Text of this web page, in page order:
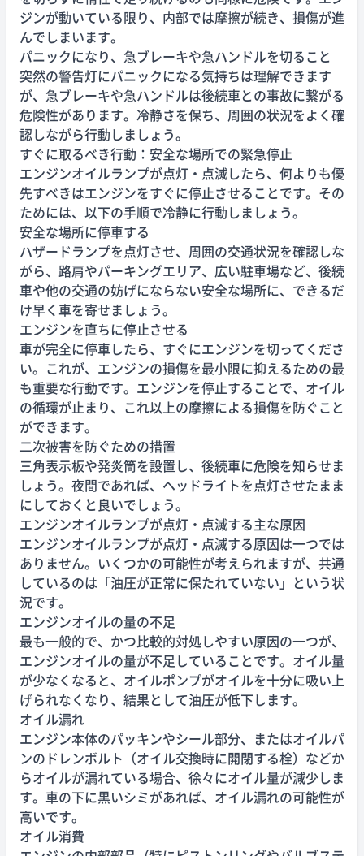
ジンが動いている限り、内部では摩擦が続き、損傷が進
んでしまいます。
パニックになり、急ブレーキや急ハンドルを切ること
突然の警告灯にパニックになる気持ちは理解できます
が、急ブレーキや急ハンドルは後続車との事故に繋がる
危険性があります。冷静さを保ち、周囲の状況をよく確
認しながら行動しましょう。
すぐに取るべき行動：安全な場所での緊急停止
エンジンオイルランプが点灯・点滅したら、何よりも優
先すべきはエンジンをすぐに停止させることです。その
ためには、以下の手順で冷静に行動しましょう。
安全な場所に停車する
ハザードランプを点灯させ、周囲の交通状況を確認しな
がら、路肩やパーキングエリア、広い駐車場など、後続
車や他の交通の妨げにならない安全な場所に、できるだ
け早く車を寄せましょう。
エンジンを直ちに停止させる
車が完全に停車したら、すぐにエンジンを切ってくださ
い。これが、エンジンの損傷を最小限に抑えるための最
も重要な行動です。エンジンを停止することで、オイル
の循環が止まり、これ以上の摩擦による損傷を防ぐこと
ができます。
二次被害を防ぐための措置
三角表示板や発炎筒を設置し、後続車に危険を知らせま
しょう。夜間であれば、ヘッドライトを点灯させたまま
にしておくと良いでしょう。
エンジンオイルランプが点灯・点滅する主な原因
エンジンオイルランプが点灯・点滅する原因は一つでは
ありません。いくつかの可能性が考えられますが、共通
しているのは「油圧が正常に保たれていない」という状
況です。
エンジンオイルの量の不足
最も一般的で、かつ比較的対処しやすい原因の一つが、
エンジンオイルの量が不足していることです。オイル量
が少なくなると、オイルポンプがオイルを十分に吸い上
げられなくなり、結果として油圧が低下します。
オイル漏れ
エンジン本体のパッキンやシール部分、またはオイルパ
ンのドレンボルト（オイル交換時に開閉する栓）などか
らオイルが漏れている場合、徐々にオイル量が減少しま
す。車の下に黒いシミがあれば、オイル漏れの可能性が
高いです。
オイル消費